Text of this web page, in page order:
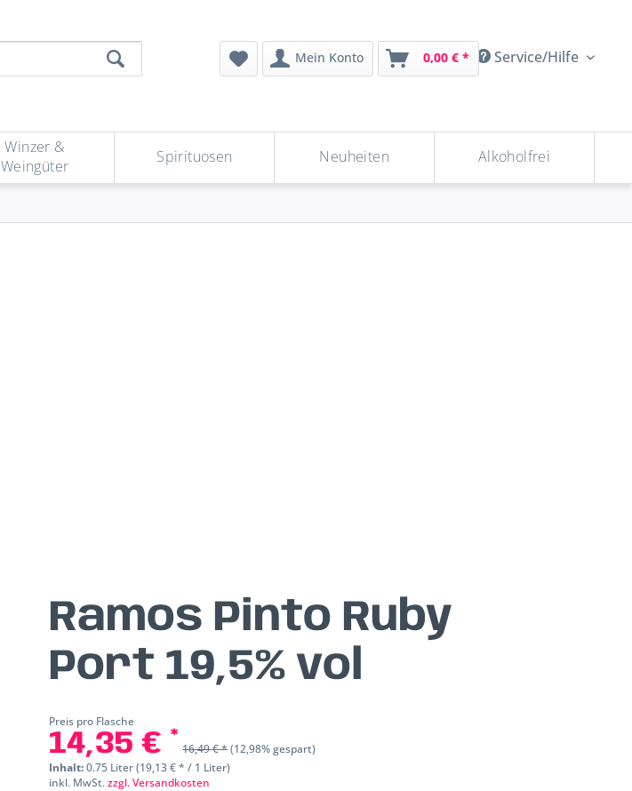
Service/Hilfe
Mein Konto 0,00 € *
Winzer &
Weingüter
Spirituosen Neuheiten Alkoholfrei
Ramos Pinto Ruby
Port 19,5% vol
Preis pro Flasche
14,35 € * 16,49 € *(12,98% gespart)
Inhalt:0.75 Liter (19,13 € * / 1 Liter)
inkl. MwSt.zzgl. Versandkosten